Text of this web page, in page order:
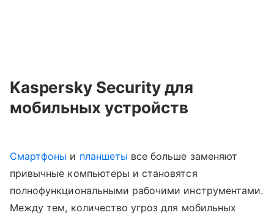
Kaspersky Security для
мобильных устройств
Смартфоны и планшеты все больше заменяют
привычные компьютеры и становятся
полнофункциональными рабочими инструментами.
Между тем, количество угроз для мобильных